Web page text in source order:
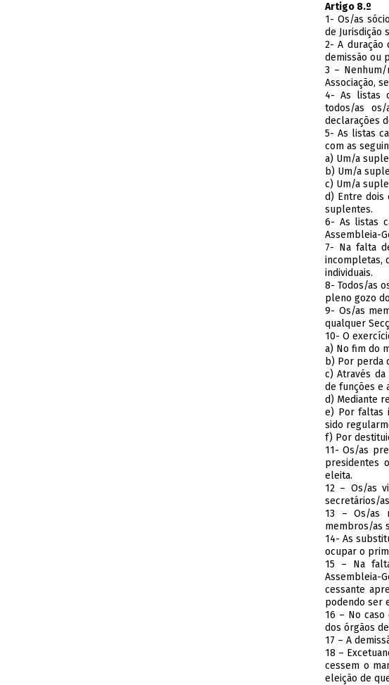
Artigo 8.º
1- Os/as
de Jurisdição
2- A duração
demissão ou
3 – Nenhum/
Associação,
4- As listas
todos/as
declarações
5- As listas
com as
a) Um/a
b) Um/a
c) Um/a
d) Entre dois
suplentes.
6- As listas
Assembleia-
7- Na falta
incompletas,
individuais.
8- Todos/as
pleno gozo
9- Os/as
qualquer
10- O
a) No fim do
b) Por perda
c) Através
de funções e
d) Mediante
e) Por faltas
sido
f) Por
11- Os/as
presidentes
eleita.
12 – Os/as
secretários/
13 – Os/as
membros/as
14- As
ocupar o
15 – Na
Assembleia-
cessante
podendo ser
16 – No
dos órgãos
17 – A
18 –
cessem o
eleição de